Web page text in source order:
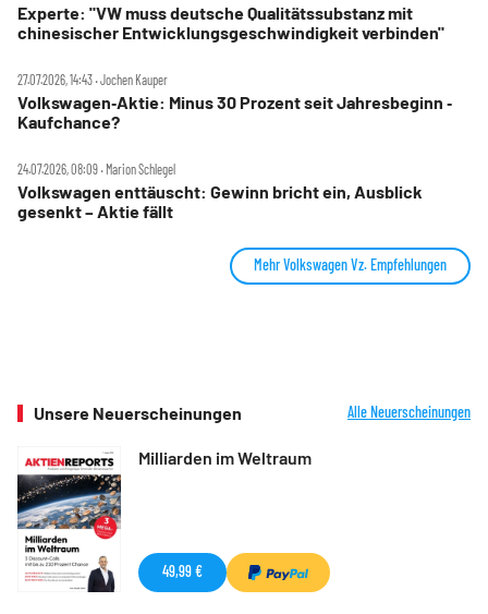
Experte: "VW muss deutsche Qualitätssubstanz mit
chinesischer Entwicklungsgeschwindigkeit verbinden"
27.07.2026, 14:43 ‧ Jochen Kauper
Volkswagen‑Aktie: Minus 30 Prozent seit Jahresbeginn ‑
Kaufchance?
24.07.2026, 08:09 ‧ Marion Schlegel
Volkswagen enttäuscht: Gewinn bricht ein, Ausblick
gesenkt – Aktie fällt
Mehr Volkswagen Vz. Empfehlungen
Unsere Neuerscheinungen Alle Neuerscheinungen
Milliarden im Weltraum
49,99 €